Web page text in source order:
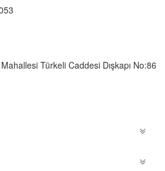
Türkeli Caddesi Dışkapı No:86